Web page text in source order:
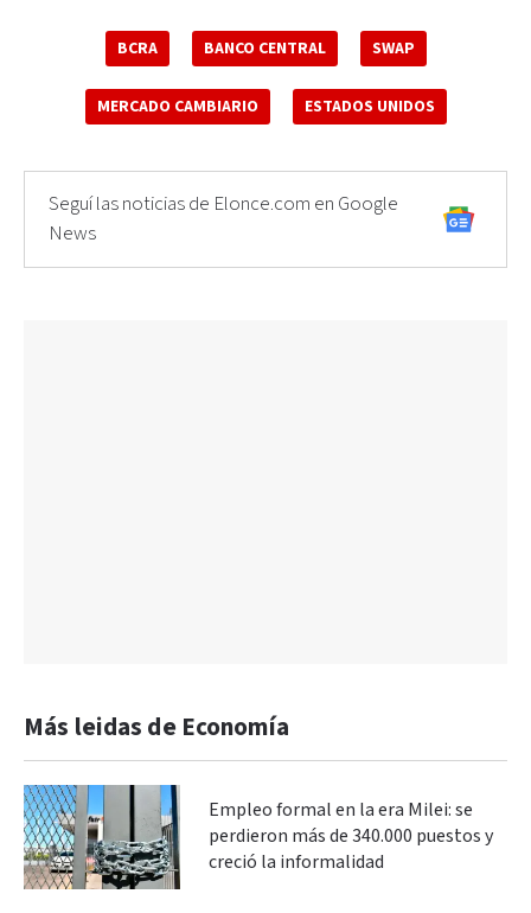
BCRA BANCO CENTRAL SWAP
MERCADO CAMBIARIO ESTADOS UNIDOS
Seguí las noticias de Elonce.com en Google
News
Más leidas de Economía
Empleo formal en la era Milei: se
perdieron más de 340.000 puestos y
creció la informalidad